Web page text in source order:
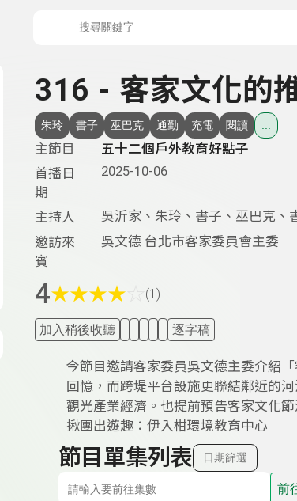
316 - 客家文化的
朱玲 書子 巫巴克 通勤 充電 閱讀
主節目
五十二個戶外教育好點子
首播日
期
2025-10-06
主持人
吳沂家、朱玲、書子、巫巴克、
邀訪來
賓
吳文德 台北市客家委員會主委
4★★★★ (1)
加入稍後收聽 逐字稿
今節目邀請客家委員吳文德主委介紹
回憶，而跨堤平台設施更聯結鄰近的
觀光產業經濟。也提前預告客家文化
揪團出遊趣：伊入柑環境教育中心
節目單集列表 日期篩選
前